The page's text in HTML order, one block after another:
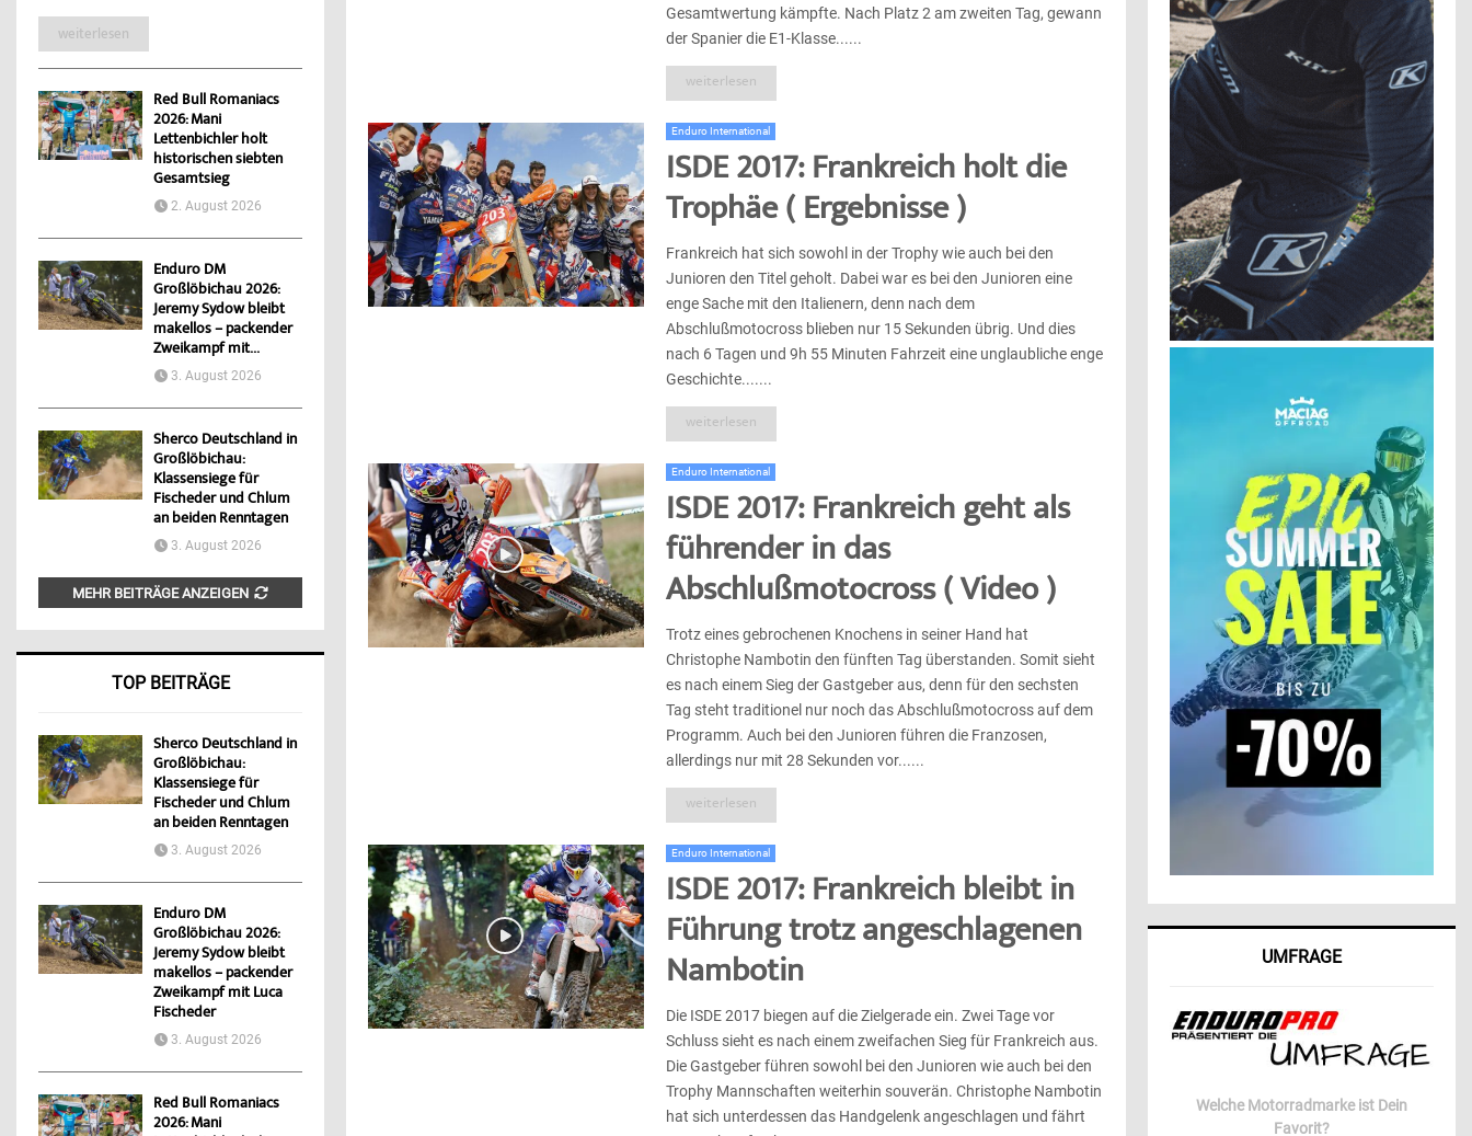
Gesamtwertung kämpfte. Nach Platz 2 am zweiten Tag, gewann
der Spanier die E1-Klasse......
weiterlesen
Enduro International
ISDE 2017: Frankreich holt die
Trophäe ( Ergebnisse )
Frankreich hat sich sowohl in der Trophy wie auch bei den
Junioren den Titel geholt. Dabei war es bei den Junioren eine
enge Sache mit den Italienern, denn nach dem
Abschlußmotocross blieben nur 15 Sekunden übrig. Und dies
nach 6 Tagen und 9h 55 Minuten Fahrzeit eine unglaubliche enge
Geschichte.......
weiterlesen
Enduro International
ISDE 2017: Frankreich geht als
führender in das
Abschlußmotocross ( Video )
Trotz eines gebrochenen Knochens in seiner Hand hat
Christophe Nambotin den fünften Tag überstanden. Somit sieht
es nach einem Sieg der Gastgeber aus, denn für den sechsten
Tag steht traditionel nur noch das Abschlußmotocross auf dem
Programm. Auch bei den Junioren führen die Franzosen,
allerdings nur mit 28 Sekunden vor......
weiterlesen
Enduro International
ISDE 2017: Frankreich bleibt in
Führung trotz angeschlagenen
Nambotin
Die ISDE 2017 biegen auf die Zielgerade ein. Zwei Tage vor
Schluss sieht es nach einem zweifachen Sieg für Frankreich aus.
Die Gastgeber führen sowohl bei den Junioren wie auch bei den
Trophy Mannschaften weiterhin souverän. Christophe Nambotin
hat sich unterdessen das Handgelenk angeschlagen und fährt
weiterlesen
Red Bull Romaniacs
2026: Mani
Lettenbichler holt
historischen siebten
Gesamtsieg
2. August 2026
Enduro DM
Großlöbichau 2026:
Jeremy Sydow bleibt
makellos – packender
Zweikampf mit...
3. August 2026
Sherco Deutschland in
Großlöbichau:
Klassensiege für
Fischeder und Chlum
an beiden Renntagen
3. August 2026
MEHR BEITRÄGE ANZEIGEN
TOP BEITRÄGE
Sherco Deutschland in
Großlöbichau:
Klassensiege für
Fischeder und Chlum
an beiden Renntagen
3. August 2026
Enduro DM
Großlöbichau 2026:
Jeremy Sydow bleibt
makellos – packender
Zweikampf mit Luca
Fischeder
3. August 2026
Red Bull Romaniacs
2026: Mani
UMFRAGE
Welche Motorradmarke ist Dein
Favorit?